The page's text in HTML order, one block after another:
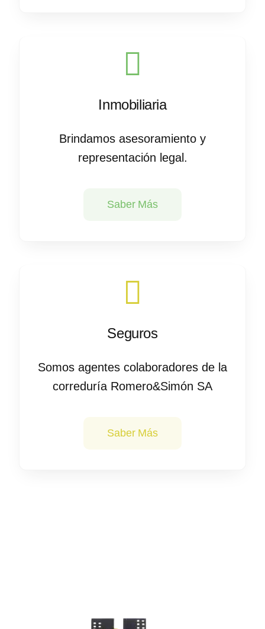
Inmobiliaria
Brindamos asesoramiento y
representación legal.
Saber Más
Seguros
Somos agentes colaboradores de la
correduría Romero&Simón SA
Saber Más